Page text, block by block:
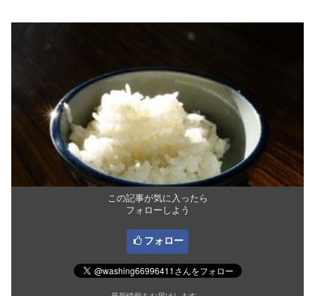
この記事が気に入ったら
フォローしよう
フォロー